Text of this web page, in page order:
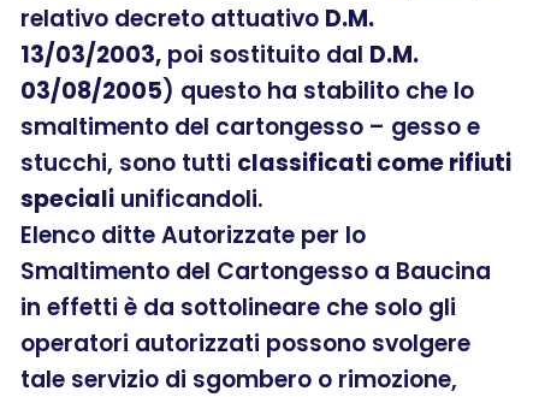
relativo decreto attuativo D.M.
13/03/2003, poi sostituito dal D.M.
03/08/2005) questo ha stabilito che lo
smaltimento del cartongesso – gesso e
stucchi, sono tutti classificati come rifiuti
speciali unificandoli.
Elenco ditte Autorizzate per lo
Smaltimento del Cartongesso a Baucina
in effetti è da sottolineare che solo gli
operatori autorizzati possono svolgere
tale servizio di sgombero o rimozione,